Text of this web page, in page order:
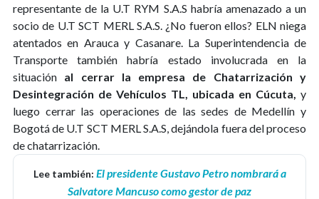
representante de la U.T RYM S.A.S habría amenazado a un
socio de U.T SCT MERL S.A.S. ¿No fueron ellos? ELN niega
atentados en Arauca y Casanare. La Superintendencia de
Transporte también habría estado involucrada en la
situación al cerrar la empresa de Chatarrización y
Desintegración de Vehículos TL, ubicada en Cúcuta, y
luego cerrar las operaciones de las sedes de Medellín y
Bogotá de U.T SCT MERL S.A.S, dejándola fuera del proceso
de chatarrización.
Lee también: El presidente Gustavo Petro nombrará a
Salvatore Mancuso como gestor de paz